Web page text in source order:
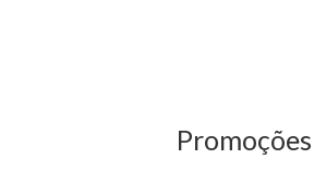
Promoções